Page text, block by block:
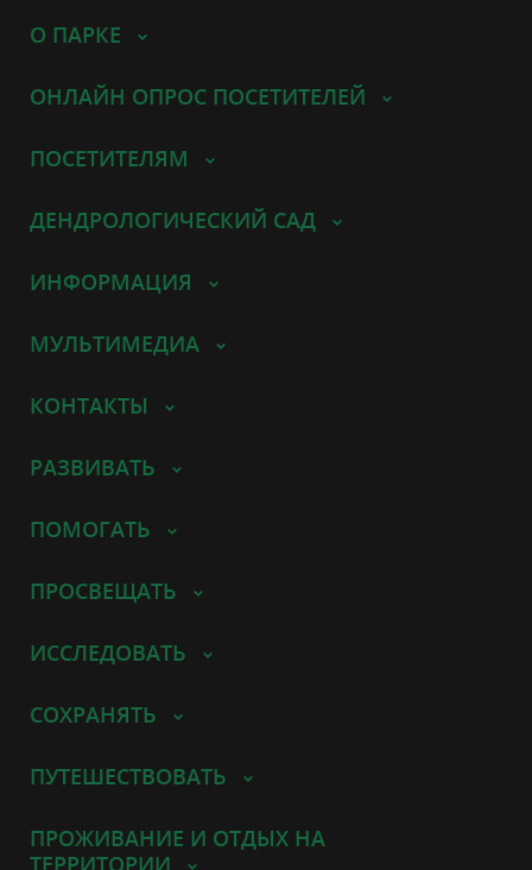
О ПАРКЕ
ОНЛАЙН ОПРОС ПОСЕТИТЕЛЕЙ
ПОСЕТИТЕЛЯМ
ДЕНДРОЛОГИЧЕСКИЙ САД
ИНФОРМАЦИЯ
МУЛЬТИМЕДИА
КОНТАКТЫ
РАЗВИВАТЬ
ПОМОГАТЬ
ПРОСВЕЩАТЬ
ИССЛЕДОВАТЬ
СОХРАНЯТЬ
ПУТЕШЕСТВОВАТЬ
ПРОЖИВАНИЕ И ОТДЫХ НА
ТЕРРИТОРИИ